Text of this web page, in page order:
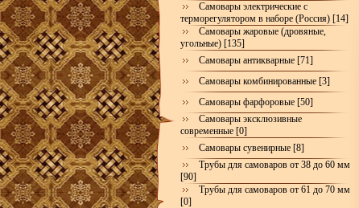
Самовары электрические с
терморегулятором в наборе (Россия) [14]
Самовары жаровые (дровяные,
угольные) [135]
Самовары антикварные [71]
Самовары комбинированные [3]
Самовары фарфоровые [50]
Самовары эксклюзивные
современные [0]
Самовары сувенирные [8]
Трубы для самоваров от 38 до 60 мм
[90]
Трубы для самоваров от 61 до 70 мм
[0]